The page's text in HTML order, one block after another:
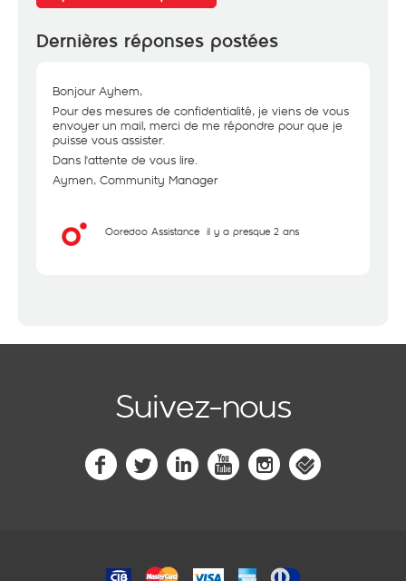
Dernières réponses postées
Bonjour Ayhem,
Pour des mesures de confidentialité, je viens de vous
envoyer un mail, merci de me répondre pour que je
puisse vous assister.
Dans l'attente de vous lire.
Aymen, Community Manager
Ooredoo Assistance il y a presque 2 ans
Suivez-nous